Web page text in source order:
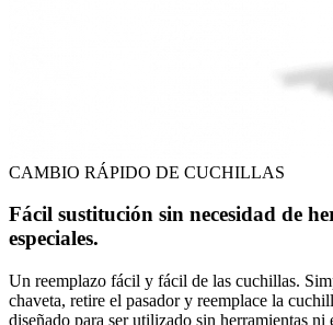
CAMBIO RÁPIDO DE CUCHILLAS
Fácil sustitución sin necesidad de
especiales.
Un reemplazo fácil y fácil de las cuchillas.
chaveta, retire el pasador y reemplace la
diseñado para ser utilizado sin herramientas ni